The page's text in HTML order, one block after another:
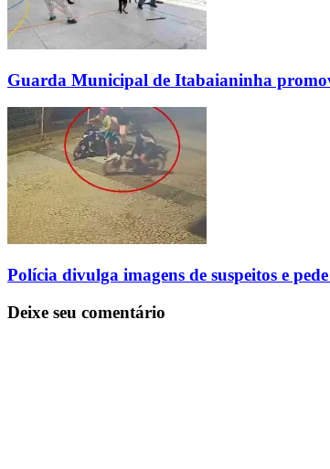
Guarda Municipal de Itabaianinha
Polícia divulga imagens de suspeitos e
Deixe seu comentário